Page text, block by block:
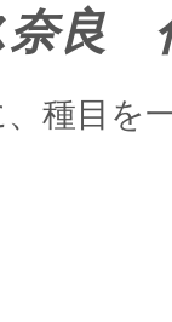
奈良
種目を